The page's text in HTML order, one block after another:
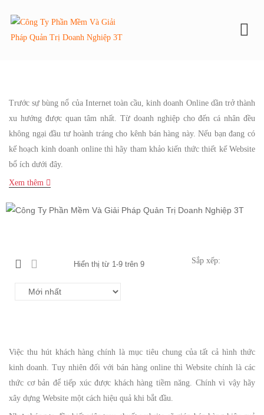
Trước sự bùng nổ của Internet toàn cầu, kinh doanh Online dần trở thành
xu hướng được quan tâm nhất. Từ doanh nghiệp cho đến cá nhân đều
không ngại đầu tư hoành tráng cho kênh bán hàng này. Nếu bạn đang có
kế hoạch kinh doanh online thì hãy tham khảo kiến thức thiết kế Website
bổ ích dưới đây.
Xem thêm
Hiển thị từ 1-9 trên 9 Sắp xếp:
Việc thu hút khách hàng chính là mục tiêu chung của tất cả hình thức
kinh doanh. Tuy nhiên đối với bán hàng online thì Website chính là các
thức cơ bản để tiếp xúc được khách hàng tiềm năng. Chính vì vậy hãy
xây dựng Website một cách hiệu quả khi bắt đầu.